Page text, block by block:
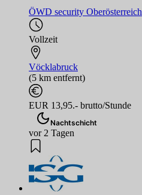
ÖWD security Oberösterreich
Vollzeit
Vöcklabruck
(5 km entfernt)
EUR 13,95.- brutto/Stunde
Nachtschicht
vor 2 Tagen